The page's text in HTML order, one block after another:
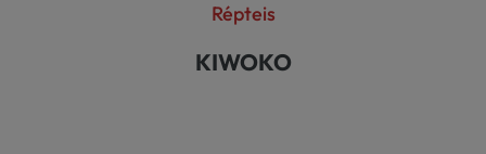
Répteis
KIWOKO